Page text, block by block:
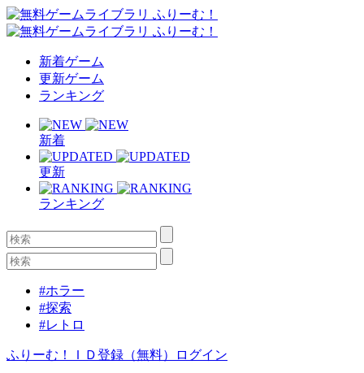
新着ゲーム
更新ゲーム
ランキング
新着
更新
ランキング
#ホラー
#探索
#レトロ
ふりーむ！ＩＤ登録（無料） ログイン